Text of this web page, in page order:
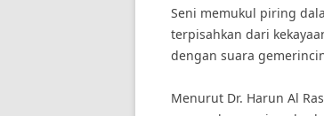
Seni memukul piring
terpisahkan dari
dengan suara
Menurut Dr. Harun Al